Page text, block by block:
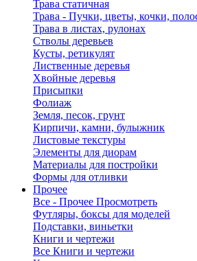
Трава статичная
Трава - Пучки, цветы, кочки,
Трава в листах, рулонах
Стволы деревьев
Кусты, ретикулят
Лиственные деревья
Хвойные деревья
Присыпки
Фолиаж
Земля, песок, грунт
Кирпичи, камни, булыжник
Листовые текстуры
Элементы для диорам
Материалы для постройки
Формы для отливки
Прочее
Все - Прочее Просмотреть
Футляры, боксы для моделей
Подставки, виньетки
Книги и чертежи
Все Книги и чертежи